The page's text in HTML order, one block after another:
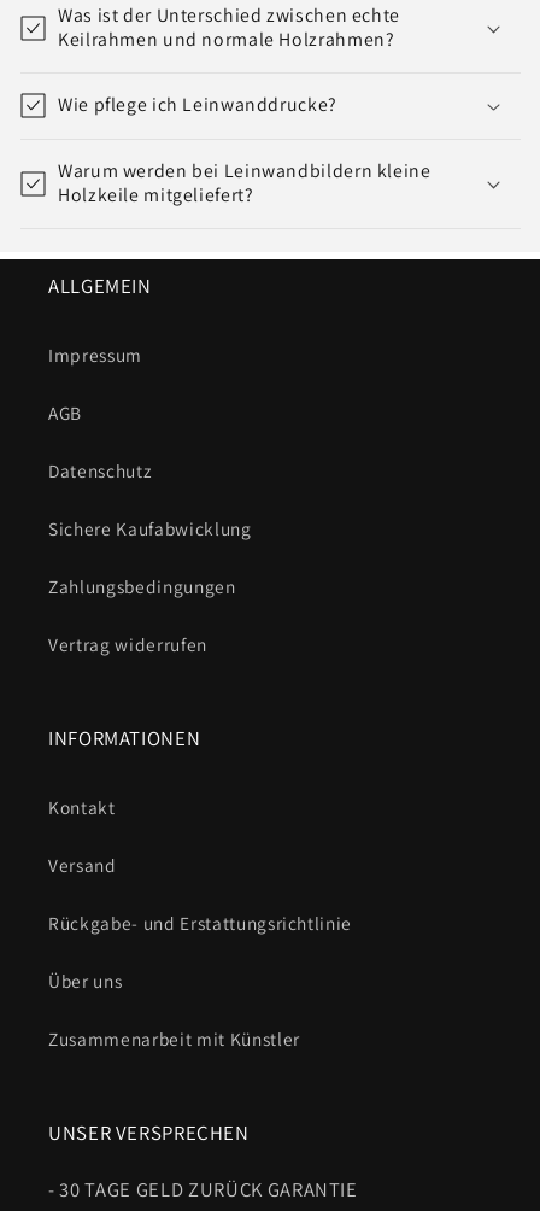
Was ist der Unterschied zwischen echte
Keilrahmen und normale Holzrahmen?
Wie pflege ich Leinwanddrucke?
Warum werden bei Leinwandbildern kleine
Holzkeile mitgeliefert?
ALLGEMEIN
Impressum
AGB
Datenschutz
Sichere Kaufabwicklung
Zahlungsbedingungen
Vertrag widerrufen
INFORMATIONEN
Kontakt
Versand
Rückgabe- und Erstattungsrichtlinie
Über uns
Zusammenarbeit mit Künstler
UNSER VERSPRECHEN
- 30 TAGE GELD ZURÜCK GARANTIE